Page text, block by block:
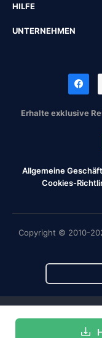
HILFE
UNTERNEHMEN
Erhalte exklusive
Allgemeine
Cookies-
Copyright © 2010-